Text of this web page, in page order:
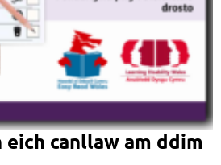
canllaw am ddim